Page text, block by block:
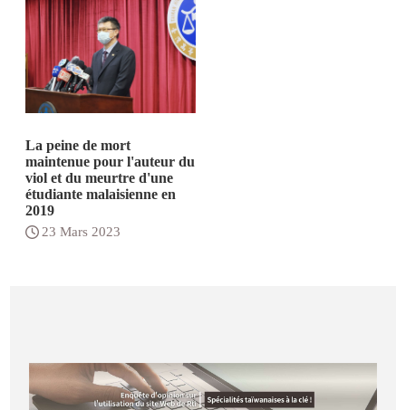
La peine de mort
maintenue pour l'auteur du
viol et du meurtre d'une
étudiante malaisienne en
2019
23 Mars 2023